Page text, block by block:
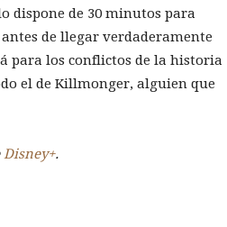
dispone de 30 minutos para
de llegar verdaderamente
para los conflictos de la historia
el de Killmonger, alguien que
Disney+.